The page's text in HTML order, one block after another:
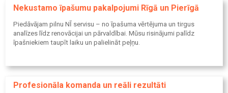
Nekustamo īpašumu pakalpojumi Rīgā un Pierīgā
Piedāvājam pilnu NĪ servisu – no īpašuma vērtējuma un tirgus
analīzes līdz renovācijai un pārvaldībai. Mūsu risinājumi palīdz
īpašniekiem taupīt laiku un palielināt peļņu.
Profesionāla komanda un reāli rezultāti